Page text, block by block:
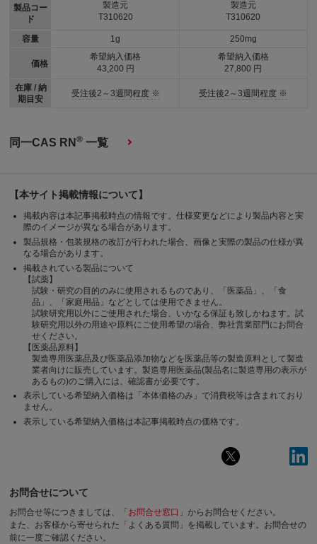
製品コー
ド
容量
価格
在庫 / 納
期目安
製造元
T310620
1g
希望納入価格
43,200 円
受注後2～3週間程度 ※
製造元
T310620
250mg
希望納入価格
27,800 円
受注後2～3週間程度 ※
同一CAS RN® 一覧
【本サイト掲載情報について】
掲載内容は本記事掲載時点の情報です。仕様変更などにより製品内容と実
際のイメージが異なる場合があります。
製品規格・包装規格の改訂が行われた場合、画像と実際の製品の仕様が異
なる場合があります。
掲載されている製品について
【試薬】
試験・研究の目的のみに使用されるものであり、「医薬品」、「食
品」、「家庭用品」などとしては使用できません。
試験研究用以外にご使用された場合、いかなる保証も致しかねます。試
験研究用以外の用途や原料にご使用希望の場合、弊社営業部門にお問合
せください。
【医薬品原料】
製造専用医薬品及び医薬品添加物などを医薬品等の製造原料として製造
業者向けに販売しています。製造専用医薬品(製品名に製造専用の表示が
あるもの)のご購入には、確認書が必要です。
表示している希望納入価格は「本体価格のみ」で消費税等は含まれており
ません。
表示している希望納入価格は本記事掲載時点の価格です。
お問合せについて
お問合せ等につきましては、「 お問合せ窓口 」からお問合せください。
また、お客様から寄せられた「よくある質問」を掲載しています。お問合せの
前に一度ご確認ください。